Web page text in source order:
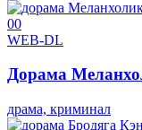
00
WEB-DL
Дорама
драма, криминал